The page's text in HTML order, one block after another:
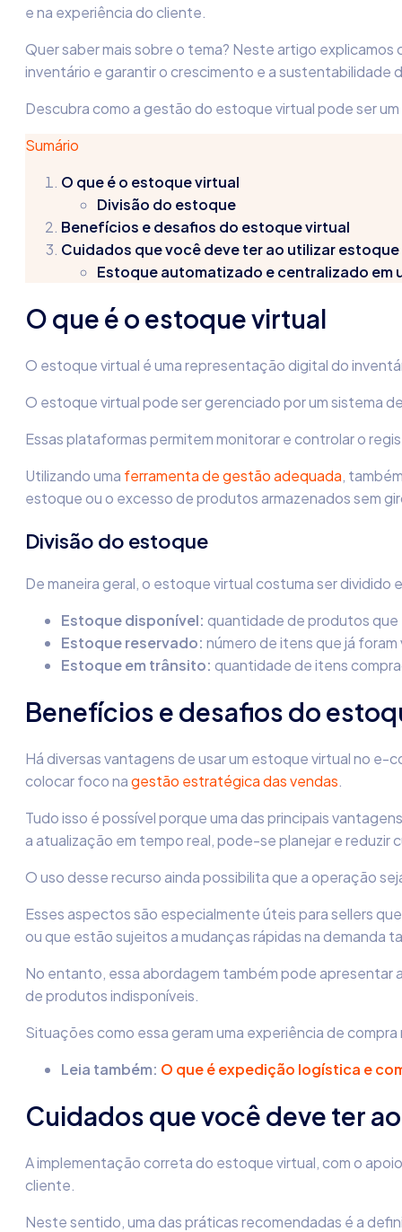
e na experiência do cliente.
Quer saber mais sobre o tema? Neste artigo
inventário e garantir o crescimento e a sustentabilidade
Descubra como a gestão do estoque virtual pode ser
Sumário
O que é o estoque virtual
Divisão do estoque
Benefícios e desafios do estoque virtual
Cuidados que você deve ter ao utilizar
Estoque automatizado e centralizado em
O que é o estoque virtual
O estoque virtual é uma representação digital do
O estoque virtual pode ser gerenciado por um sistema
Essas plataformas permitem monitorar e controlar o
Utilizando uma ferramenta de gestão adequada,
estoque ou o excesso de produtos armazenados sem
Divisão do estoque
De maneira geral, o estoque virtual costuma ser
Estoque disponível: quantidade de produtos
Estoque reservado: número de itens que já
Estoque em trânsito: quantidade de itens
Benefícios e desafios do
Há diversas vantagens de usar um estoque virtual no
colocar foco nagestão estratégica das vendas.
Tudo isso é possível porque uma das principais
a atualização em tempo real, pode-se planejar e reduzir
O uso desse recurso ainda possibilita que a operação
Esses aspectos são especialmente úteis para sellers
ou que estão sujeitos a mudanças rápidas na
No entanto, essa abordagem também pode apresentar
de produtos indisponíveis.
Situações como essa geram uma experiência de
Leia também: O que é expedição logística e
Cuidados que você deve ter
A implementação correta do estoque virtual, com o
cliente.
Neste sentido, uma das práticas recomendadas é a